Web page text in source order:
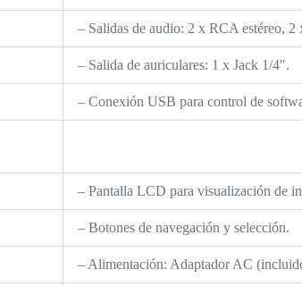
– Salidas de audio: 2 x RCA estéreo, 2
– Salida de auriculares: 1 x Jack 1/4″.
– Conexión USB para control de
– Pantalla LCD para visualización de
– Botones de navegación y selección.
– Alimentación: Adaptador AC